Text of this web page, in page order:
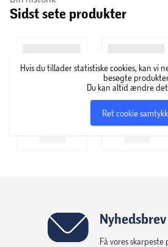
Sidst sete produkter
Hvis du tillader statistiske cookies, kan vi
besøgte
Du kan altid ændre
Ret cookie
Nyhedsbrev
Få vores